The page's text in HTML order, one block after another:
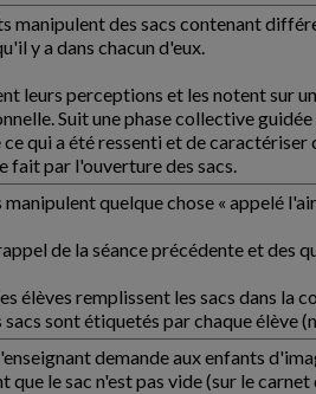
manipulent des sacs contenant
y a dans chacun d'eux.
leurs perceptions et les notent sur
Suit une phase collective
qui a été ressenti et de caractériser
fait par l'ouverture des sacs.
manipulent quelque chose « appelé
de la séance précédente et des
élèves remplissent les sacs dans la
sacs sont étiquetés par chaque élève
demande aux enfants
que le sac n'est pas vide (sur le